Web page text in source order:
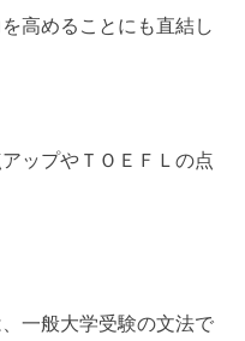
高めることにも直結し
ップやＴＯＥＦＬの点
一般大学受験の文法で